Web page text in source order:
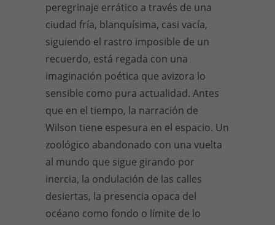
peregrinaje errático a través de una
ciudad fría, blanquísima, casi vacía,
siguiendo el rastro imposible de un
recuerdo, está regada con una
imaginación poética que avizora lo
sensible como pura actualidad. Antes
que en el tiempo, la narración de
Wilson tiene espesura en el espacio. Un
zoológico abandonado con una vuelta
al mundo que sigue girando por
inercia, la ondulación de las calles
desiertas, la presencia opaca del
océano como fondo o límite de lo